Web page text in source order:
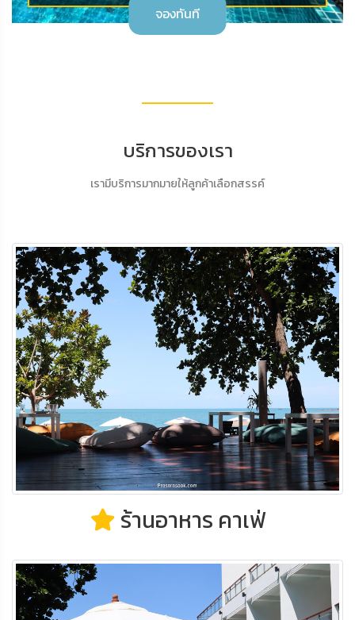
จองทันที
บริการของเรา
เรามีบริการมากมายให้ลูกค้าเลือกสรรค์
ร้านอาหาร คาเฟ่